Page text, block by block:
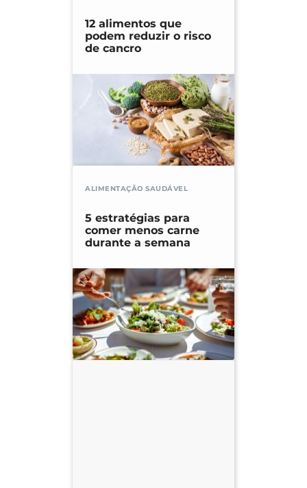
12 alimentos que
podem reduzir o risco
de cancro
ALIMENTAÇÃO SAUDÁVEL
5 estratégias para
comer menos carne
durante a semana